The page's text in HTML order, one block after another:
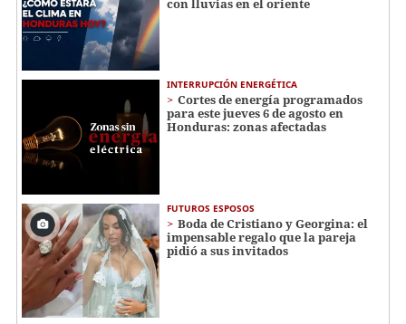
INTERRUPCIÓN ENERGÉTICA
Cortes de energía programados
para este jueves 6 de agosto en
Honduras: zonas afectadas
FUTUROS ESPOSOS
Boda de Cristiano y Georgina: el
impensable regalo que la pareja
pidió a sus invitados